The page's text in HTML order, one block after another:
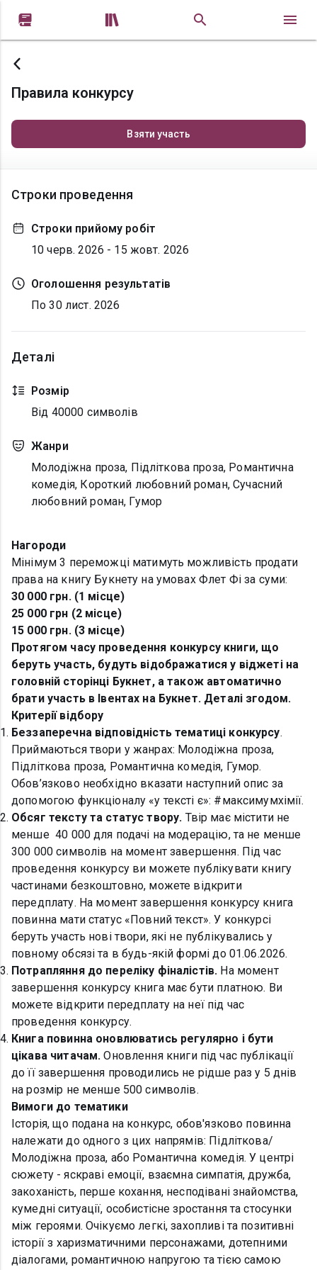
 
Правила конкурсу
Взяти участь
Строки проведення
Строки прийому робіт
10 черв. 2026 - 15 жовт. 2026
Оголошення результатів
По 30 лист. 2026
Деталі
Розмір
Від 40000 символів
Жанри
Молодіжна проза, Підліткова проза, Романтична
комедія, Короткий любовний роман, Сучасний
любовний роман, Гумор
Нагороди
Мінімум 3 переможці матимуть можливість продати
права на книгу Букнету на умовах Флет Фі за суми:
30 000 грн. (1 місце)
25 000 грн (2 місце)
15 000 грн. (3 місце)
Протягом часу проведення конкурсу книги, що
беруть участь, будуть відображатися у віджеті на
головній сторінці Букнет, а також автоматично
брати участь в Івентах на Букнет. Деталі згодом.
Критерії відбору
Беззаперечна відповідність тематиці конкурсу.
Приймаються твори у жанрах: Молодіжна проза,
Підліткова проза, Романтична комедія, Гумор.
Обов’язково необхідно вказати наступний опис за
допомогою функціоналу «у тексті є»: #максимумхімії.
Обсяг тексту та статус твору. Твір має містити не
менше 40 000 для подачі на модерацію, та не менше
300 000 символів на момент завершення. Під час
проведення конкурсу ви можете публікувати книгу
частинами безкоштовно, можете відкрити
передплату. На момент завершення конкурсу книга
повинна мати статус «Повний текст». У конкурсі
беруть участь нові твори, які не публікувались у
повному обсязі та в будь-якій формі до 01.06.2026.
Потрапляння до переліку фіналістів. На момент
завершення конкурсу книга має бути платною. Ви
можете відкрити передплату на неї під час
проведення конкурсу.
Книга повинна оновлюватись регулярно і бути
цікава читачам.Оновлення книги під час публікації
до її завершення проводились не рідше раз у 5 днів
на розмір не менше 500 символів.
Вимоги до тематики
Історія, що подана на конкурс, обов'язково повинна
належати до одного з цих напрямів: Підліткова/
Молодіжна проза, або Романтична комедія. У центрі
сюжету - яскраві емоції, взаємна симпатія, дружба,
закоханість, перше кохання, несподівані знайомства,
кумедні ситуації, особистісне зростання та стосунки
між героями. Очікуємо легкі, захопливі та позитивні
історії з харизматичними персонажами, дотепними
діалогами, романтичною напругою та тією самою